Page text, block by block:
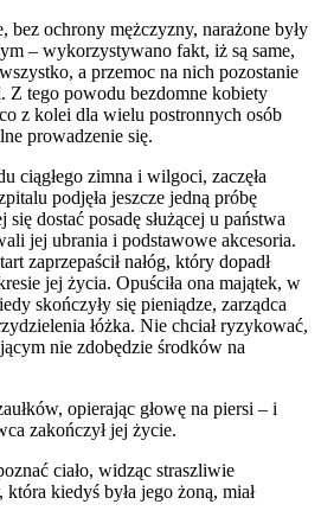
ochrony mężczyzny, narażone były
– wykorzystywano fakt, iż są same,
a przemoc na nich pozostanie
Z tego powodu bezdomne kobiety
z kolei dla wielu postronnych osób
prowadzenie się.
ciągłego zimna i wilgoci, zaczęła
podjęła jeszcze jedną próbę
się dostać posadę służącej u państwa
jej ubrania i podstawowe akcesoria.
zaprzepaścił nałóg, który dopadł
jej życia. Opuściła ona majątek, w
skończyły się pieniądze, zarządca
łóżka. Nie chciał ryzykować,
nie zdobędzie środków na
opierając głowę na piersi – i
zakończył jej życie.
ciało, widząc straszliwie
kiedyś była jego żoną, miał